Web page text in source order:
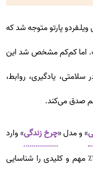
پارتو متوجه شد که
دست ۲۰٪ مردم است. اما کم‌کم مشخص شد این
یادگیری، روابط،
صدق می‌کند.
» و مدل «چرخ زندگی» وارد
کنی. یعنی در هر بُعد از زندگی‌ات، آن ۲۰٪ مهم و کلیدی را شناسایی